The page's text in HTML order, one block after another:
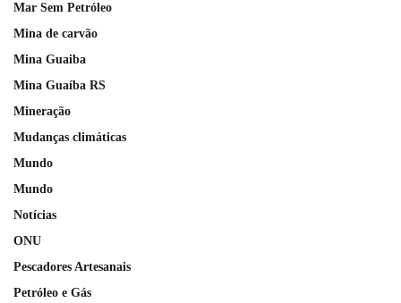
Mar Sem Petróleo
Mina de carvão
Mina Guaiba
Mina Guaíba RS
Mineração
Mudanças climáticas
Mundo
Mundo
Notícias
ONU
Pescadores Artesanais
Petróleo e Gás